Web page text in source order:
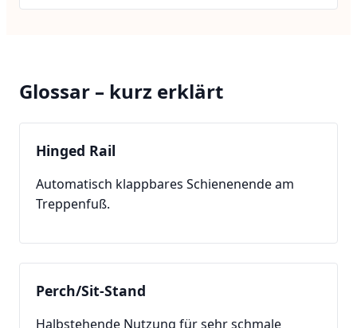
Glossar – kurz erklärt
Hinged Rail
Automatisch klappbares Schienenende am
Treppenfuß.
Perch/Sit-Stand
Halbstehende Nutzung für sehr schmale